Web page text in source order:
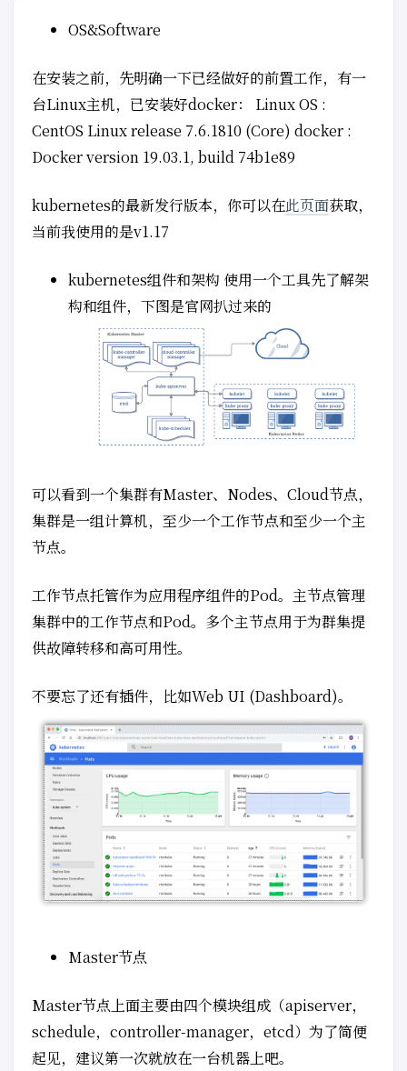
OS&Software
在安装之前，先明确一下已经做好的前置工作，有一
台Linux主机，已安装好docker： Linux OS :
CentOS Linux release 7.6.1810 (Core) docker :
Docker version 19.03.1, build 74b1e89
kubernetes的最新发行版本，你可以在此页面获取，
当前我使用的是v1.17
kubernetes组件和架构 使用一个工具先了解架
构和组件，下图是官网扒过来的
可以看到一个集群有Master、Nodes、Cloud节点，
集群是一组计算机，至少一个工作节点和至少一个主
节点。
工作节点托管作为应用程序组件的Pod。主节点管理
集群中的工作节点和Pod。多个主节点用于为群集提
供故障转移和高可用性。
不要忘了还有插件，比如Web UI (Dashboard)。
Master节点
Master节点上面主要由四个模块组成（apiserver，
schedule，controller-manager，etcd）为了简便
起见，建议第一次就放在一台机器上吧。